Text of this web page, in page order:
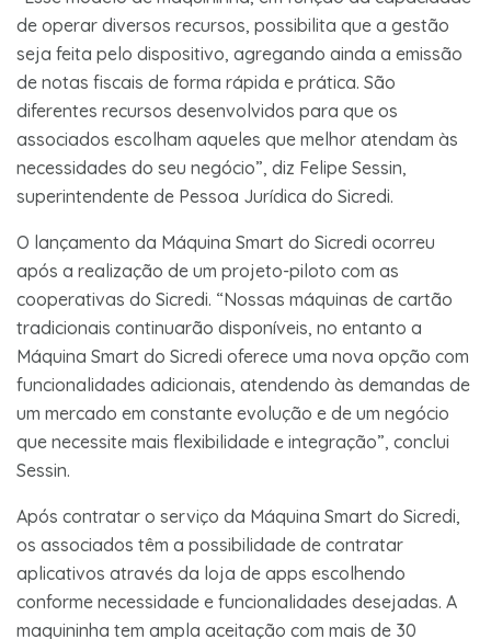
de operar diversos recursos, possibilita que a gestão
seja feita pelo dispositivo, agregando ainda a emissão
de notas fiscais de forma rápida e prática. São
diferentes recursos desenvolvidos para que os
associados escolham aqueles que melhor atendam às
necessidades do seu negócio”, diz Felipe Sessin,
superintendente de Pessoa Jurídica do Sicredi.
O lançamento da Máquina Smart do Sicredi ocorreu
após a realização de um projeto-piloto com as
cooperativas do Sicredi. “Nossas máquinas de cartão
tradicionais continuarão disponíveis, no entanto a
Máquina Smart do Sicredi oferece uma nova opção com
funcionalidades adicionais, atendendo às demandas de
um mercado em constante evolução e de um negócio
que necessite mais flexibilidade e integração”, conclui
Sessin.
Após contratar o serviço da Máquina Smart do Sicredi,
os associados têm a possibilidade de contratar
aplicativos através da loja de apps escolhendo
conforme necessidade e funcionalidades desejadas. A
maquininha tem ampla aceitação com mais de 30